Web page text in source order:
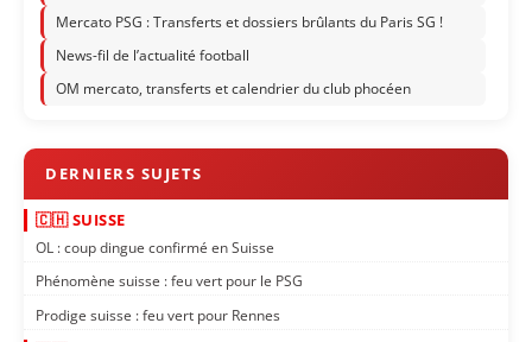
Mercato PSG : Transferts et dossiers brûlants du Paris SG !
News-fil de l’actualité football
OM mercato, transferts et calendrier du club phocéen
🇨🇭 SUISSE
OL : coup dingue confirmé en Suisse
Phénomène suisse : feu vert pour le PSG
Prodige suisse : feu vert pour Rennes